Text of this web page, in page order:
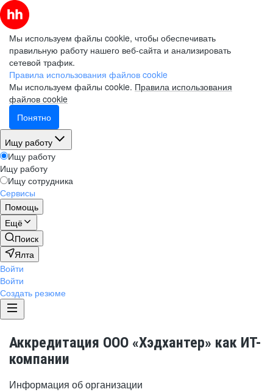
Мы используем файлы cookie, чтобы обеспечивать
правильную работу нашего веб-сайта и анализировать
сетевой трафик.
Правила использования файлов cookie
Мы используем файлы cookie. Правила использования
файлов cookie
Понятно
Ищу работу
Ищу работу
Ищу работу
Ищу сотрудника
Сервисы
Помощь
Ещё
Поиск
Ялта
Войти
Войти
Создать резюме
Аккредитация ООО «Хэдхантер» как ИТ-
компании
Информация об организации